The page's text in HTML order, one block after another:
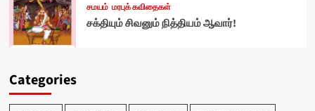
சமயம் மரபுக் கவிதைகள்
சக்தியும் சிவனும் நித்தியம் ஆவார்!
Categories